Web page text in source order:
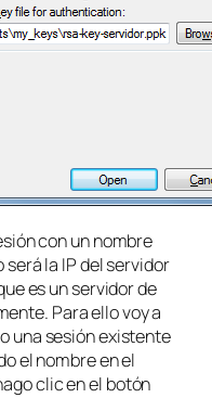
con un nombre
la IP del servidor
es un servidor de
Para ello voy a
una sesión existente
el nombre en el
clic en el botón